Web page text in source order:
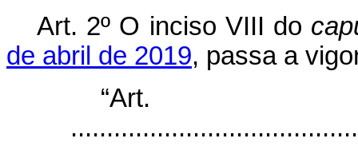
Art. 2º O inciso VIII do
de abril de 2019, passa a